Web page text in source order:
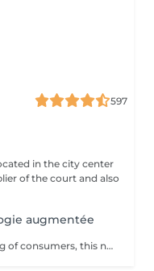
597
of the court and also
augmentée
Particularly attentive to the well-being of consumers, this new exclusive LPG® protocol is the alliance of technicality, which is based on the patented technology of the CelluM6 Alliance® device and sensoriality for immediate and lasting effectiveness on the body. And this, thanks to a succession of maneuvers carried out both by the Alliance® treatment head, the application of a mask and by the hands of the practitioner